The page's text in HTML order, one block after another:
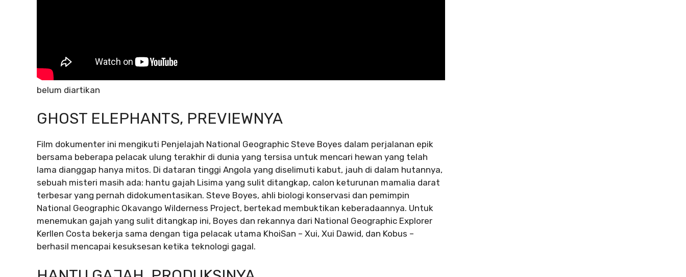
belum diartikan
GHOST ELEPHANTS, PREVIEWNYA
Film dokumenter ini mengikuti Penjelajah National Geographic Steve Boyes dalam perjalanan epik
bersama beberapa pelacak ulung terakhir di dunia yang tersisa untuk mencari hewan yang telah
lama dianggap hanya mitos. Di dataran tinggi Angola yang diselimuti kabut, jauh di dalam hutannya,
sebuah misteri masih ada: hantu gajah Lisima yang sulit ditangkap, calon keturunan mamalia darat
terbesar yang pernah didokumentasikan. Steve Boyes, ahli biologi konservasi dan pemimpin
National Geographic Okavango Wilderness Project, bertekad membuktikan keberadaannya. Untuk
menemukan gajah yang sulit ditangkap ini, Boyes dan rekannya dari National Geographic Explorer
Kerllen Costa bekerja sama dengan tiga pelacak utama KhoiSan – Xui, Xui Dawid, dan Kobus –
berhasil mencapai kesuksesan ketika teknologi gagal.